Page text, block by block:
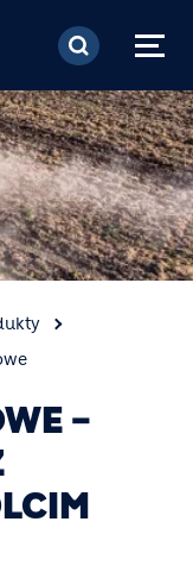
do treści
–